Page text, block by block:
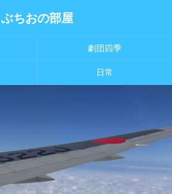
ぶちおの部屋
劇団四季
日常